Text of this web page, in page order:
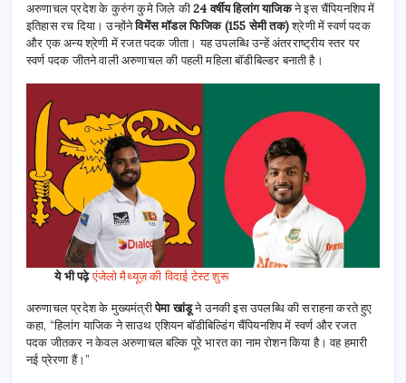
अरुणाचल प्रदेश के कुरुंग कुमे जिले की24 वर्षीय हिलांग याजिकने इस चैंपियनशिप में
इतिहास रच दिया। उन्होंनेविमेंस मॉडल फिजिक (155 सेमी तक)श्रेणी में स्वर्ण पदक
और एक अन्य श्रेणी में रजत पदक जीता। यह उपलब्धि उन्हें अंतरराष्ट्रीय स्तर पर
स्वर्ण पदक जीतने वाली अरुणाचल की पहली महिला बॉडीबिल्डर बनाती है।
ये भी पढ़ेएंजेलो मैथ्यूज़ की विदाई टेस्ट शुरू
अरुणाचल प्रदेश के मुख्यमंत्रीपेमा खांडूने उनकी इस उपलब्धि की सराहना करते हुए
कहा, “हिलांग याजिक ने साउथ एशियन बॉडीबिल्डिंग चैंपियनशिप में स्वर्ण और रजत
पदक जीतकर न केवल अरुणाचल बल्कि पूरे भारत का नाम रोशन किया है। वह हमारी
नई प्रेरणा हैं।”